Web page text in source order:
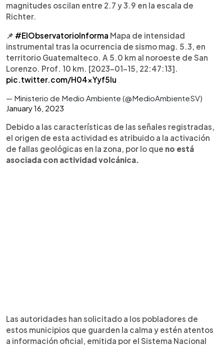
magnitudes oscilan entre 2.7 y 3.9 en la escala de
Richter.
📌 #ElObservatorioInforma Mapa de intensidad
instrumental tras la ocurrencia de sismo mag. 5.3, en
territorio Guatemalteco. A 5.0 km al noroeste de San
Lorenzo. Prof. 10 km. [2023-01-15, 22:47:13].
pic.twitter.com/H04xYyf5lu
— Ministerio de Medio Ambiente (@MedioAmbienteSV)
January 16, 2023
Debido a las características de las señales registradas,
el origen de esta actividad es atribuido a la activación
de fallas geológicas en la zona, por lo que no está
asociada con actividad volcánica.
Las autoridades han solicitado a los pobladores de
estos municipios que guarden la calma y estén atentos
a información oficial, emitida por el Sistema Nacional